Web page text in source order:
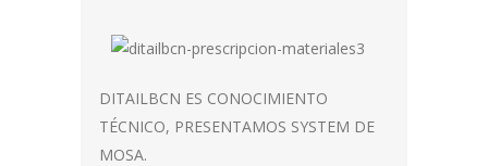
DITAILBCN ES CONOCIMIENTO
TÉCNICO, PRESENTAMOS SYSTEM DE
MOSA.